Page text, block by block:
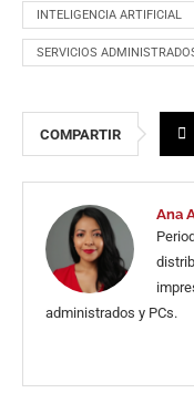
INTELIGENCIA ARTIFICIAL
SERVICIOS
COMPARTIR
Ana
administrados y PCs.